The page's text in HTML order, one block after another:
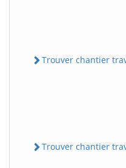
Trouver chantier
Trouver chantier